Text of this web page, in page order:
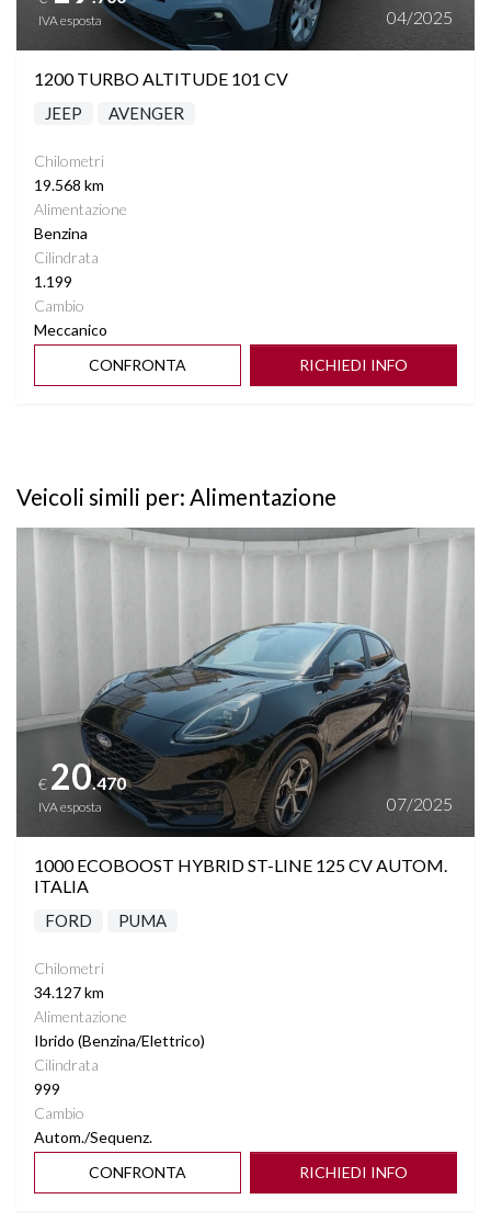
IVA esposta 04/2025
1200 TURBO ALTITUDE 101 CV
JEEP AVENGER
Chilometri
19.568 km
Alimentazione
Benzina
Cilindrata
1.199
Cambio
Meccanico
CONFRONTA
RICHIEDI INFO
Veicoli simili per: Alimentazione
Vedi dettagli
€ 20.470
IVA esposta 07/2025
1000 ECOBOOST HYBRID ST-LINE 125 CV AUTOM.
ITALIA
FORD PUMA
Chilometri
34.127 km
Alimentazione
Ibrido (Benzina/Elettrico)
Cilindrata
999
Cambio
Autom./Sequenz.
CONFRONTA
RICHIEDI INFO